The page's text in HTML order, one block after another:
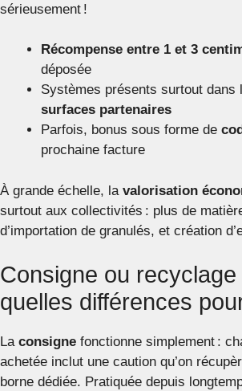
sérieusement !
Récompense entre 1 et 3
déposée
Systèmes présents surtout dans
surfaces partenaires
Parfois, bonus sous forme de
prochaine facture
À grande échelle, la valorisation
surtout aux collectivités : plus de
d’importation de granulés, et création
Consigne ou recyclage
quelles différences
La consigne fonctionne simplement :
achetée inclut une caution qu’on
borne dédiée. Pratiquée depuis